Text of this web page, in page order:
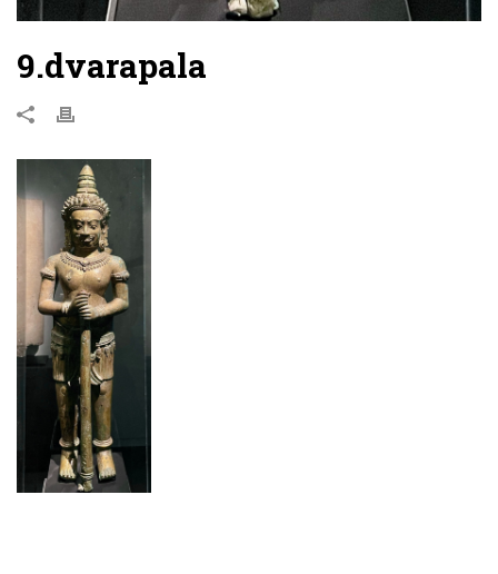
9.dvarapala